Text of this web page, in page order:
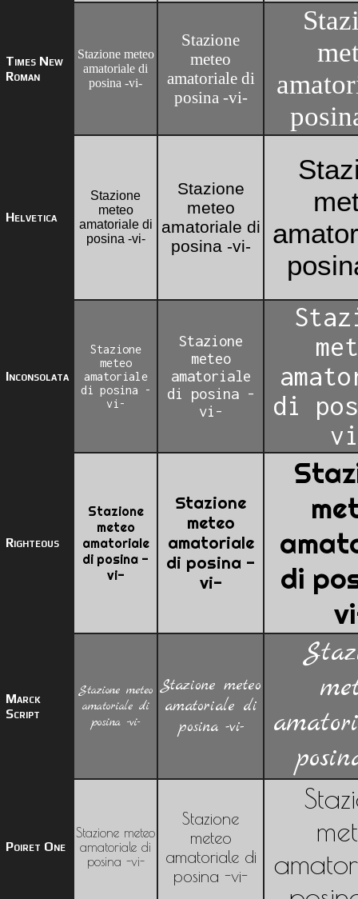
Times New
Roman
Stazione meteo
amatoriale di
posina -vi-
Stazione
meteo
amatoriale di
posina -vi-
Helvetica
Stazione
meteo
amatoriale di
posina -vi-
Stazione
meteo
amatoriale di
posina -vi-
Inconsolata
Stazione
meteo
amatoriale
di posina -
vi-
Stazione
meteo
amatoriale
di posina -
vi-
di
Righteous
Stazione
meteo
amatoriale
di posina -
vi-
Stazione
meteo
amatoriale
di posina -
vi-
di
Marck
Script
Stazione meteo
amatoriale di
posina -vi-
Stazione meteo
amatoriale di
posina -vi-
Poiret One
Stazione meteo
amatoriale di
posina -vi-
Stazione
meteo
amatoriale di
posina -vi-